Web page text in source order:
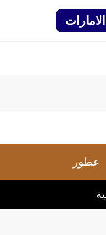
الامارات
عطور